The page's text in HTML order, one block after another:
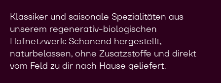
Klassiker und saisonale Spezialitäten aus
unserem regenerativ-biologischen
Hofnetzwerk: Schonend hergestellt,
naturbelassen, ohne Zusatzstoffe und direkt
vom Feld zu dir nach Hause geliefert.